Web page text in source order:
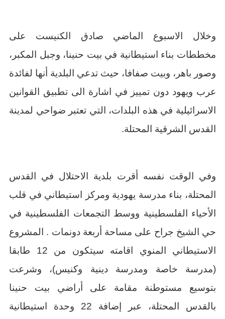
وخلال الاسبوع الماضي صادق الكنيست على
مخططات بناء استيطانية في بيت حنينا، وجبل المكبر،
وصور باهر، وبيت صفافا، حيث تدعي البلدية أنها لفائدة
عرب ويهود دون تمييز في اشارة الى تطبيق القوانين
الاسرائيلية في هذه البلدات، التي تعتبر ضواحي لمدينة
القدس الشرقية المحتلة.
وفي الوقت نفسه أقرت بلدية الاحتلال في القدس
المحتلة، بناء مدرسة يهودية ومركز استيطاني في قلب
الأحياء الفلسطينية ووسط التجمعات الفلسطينية في
حي الشيخ جراح على مساحة أربعة دونمات . المشروع
الاستيطاني المنوي اقامته سيتكون من 12 طابقا
(مدرسة خاصة ومدرسة دينية وكنيس)، وشرعت
بتوسيع مستوطنة مقامة على أراضي بيت حنينا
بالقدس المحتلة، عبر إضافة 22 وحدة استيطانية